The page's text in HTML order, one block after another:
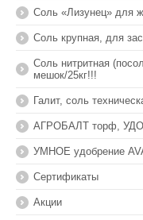
Соль «Лизунец» для
Соль крупная, для
Соль нитритная
мешок/25кг!!!
Галит, соль
АГРОБАЛТ торф,
УМНОЕ удобрение
Сертификаты
Акции